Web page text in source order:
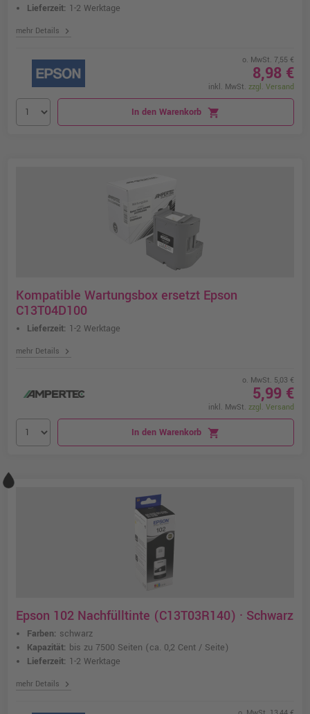
Lieferzeit: 1-2 Werktage
mehr Details chevron_right
o. MwSt. 7,55 €
8,98 €
inkl. MwSt. zzgl. Versand
In den Warenkorb shopping_cart
Kompatible Wartungsbox ersetzt Epson
C13T04D100
Lieferzeit: 1-2 Werktage
mehr Details chevron_right
o. MwSt. 5,03 €
5,99 €
inkl. MwSt. zzgl. Versand
In den Warenkorb shopping_cart
Epson 102 Nachfülltinte (C13T03R140) · Schwarz
Farben: schwarz
Kapazität: bis zu 7500 Seiten (ca. 0,2 Cent / Seite)
Lieferzeit: 1-2 Werktage
mehr Details chevron_right